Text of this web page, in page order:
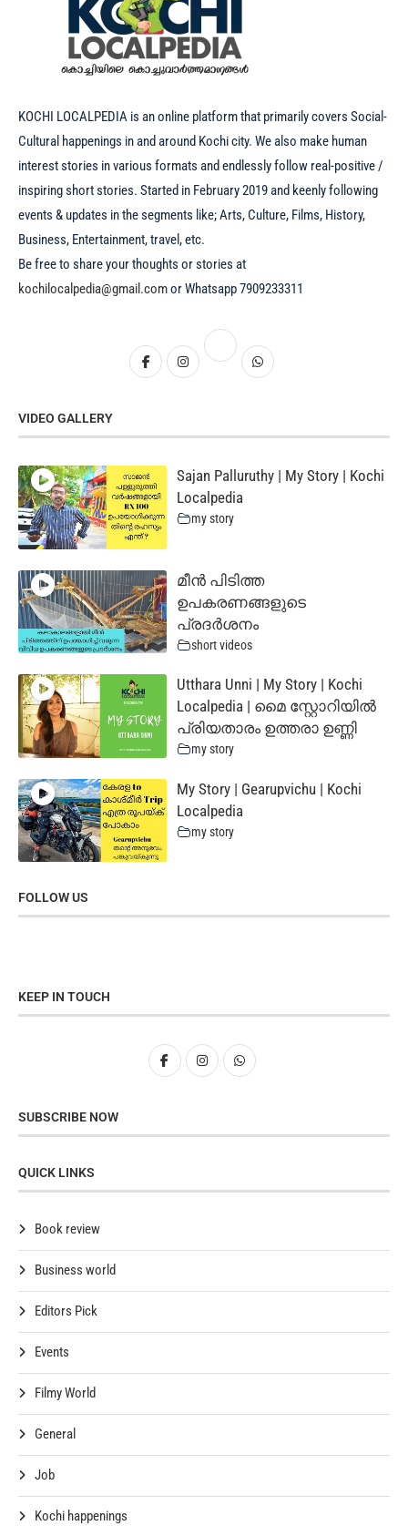
KOCHI LOCALPEDIA is an online platform that primarily covers Social-
Cultural happenings in and around Kochi city. We also make human
interest stories in various formats and endlessly follow real-positive /
inspiring short stories. Started in February 2019 and keenly following
events & updates in the segments like; Arts, Culture, Films, History,
Business, Entertainment, travel, etc.
Be free to share your thoughts or stories at
kochilocalpedia@gmail.comor Whatsapp 7909233311
VIDEO GALLERY
Sajan Palluruthy | My Story | Kochi
Localpedia
my story
മീൻ പിടിത്ത
ഉപകരണങ്ങളുടെ
പ്രദർശനം
short videos
Utthara Unni | My Story | Kochi
Localpedia | മൈ സ്റ്റോറിയില്‍
പ്രിയതാരം ഉത്തരാ ഉണ്ണി
my story
My Story | Gearupvichu | Kochi
Localpedia
my story
FOLLOW US
KEEP IN TOUCH
SUBSCRIBE NOW
QUICK LINKS
Book review
Business world
Editors Pick
Events
Filmy World
General
Job
Kochi happenings